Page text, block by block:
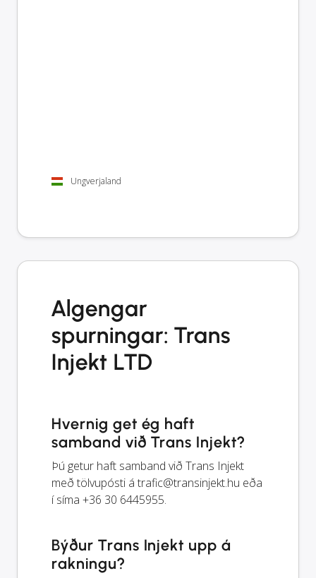
Ungverjaland
Algengar
spurningar: Trans
Injekt LTD
Hvernig get ég haft
samband við Trans Injekt?
Þú getur haft samband við Trans Injekt
með tölvupósti á trafic@transinjekt.hu eða
í síma +36 30 6445955.
Býður Trans Injekt upp á
rakningu?